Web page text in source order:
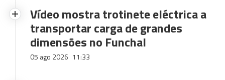
Vídeo mostra trotinete eléctrica a
transportar carga de grandes
dimensões no Funchal
05 ago 2026 11:33